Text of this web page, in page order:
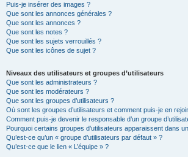
Puis-je insérer des images ?
Que sont les annonces générales ?
Que sont les annonces ?
Que sont les notes ?
Que sont les sujets verrouillés ?
Que sont les icônes de sujet ?
Niveaux des utilisateurs et groupes d’utilisateurs
Que sont les administrateurs ?
Que sont les modérateurs ?
Que sont les groupes d’utilisateurs ?
Où sont les groupes d’utilisateurs et comment puis-je en
Comment puis-je devenir le responsable d’un groupe
Pourquoi certains groupes d’utilisateurs apparaissent dans
Qu’est-ce qu’un « groupe d’utilisateurs par défaut » ?
Qu’est-ce que le lien « L’équipe » ?